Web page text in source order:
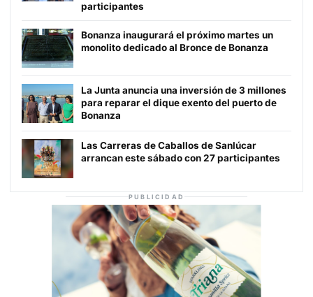
participantes
Bonanza inaugurará el próximo martes un
monolito dedicado al Bronce de Bonanza
La Junta anuncia una inversión de 3 millones
para reparar el dique exento del puerto de
Bonanza
Las Carreras de Caballos de Sanlúcar
arrancan este sábado con 27 participantes
PUBLICIDAD